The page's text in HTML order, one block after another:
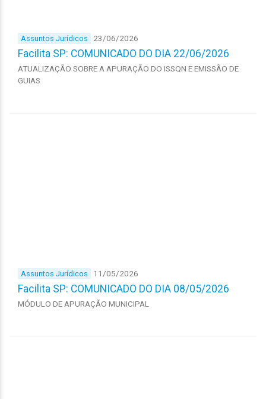
Assuntos Jurídicos 23/06/2026
Facilita SP: COMUNICADO DO DIA 22/06/2026
ATUALIZAÇÃO SOBRE A APURAÇÃO DO ISSQN E EMISSÃO DE
GUIAS
Assuntos Jurídicos 11/05/2026
Facilita SP: COMUNICADO DO DIA 08/05/2026
MÓDULO DE APURAÇÃO MUNICIPAL